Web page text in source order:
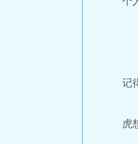
记
虎